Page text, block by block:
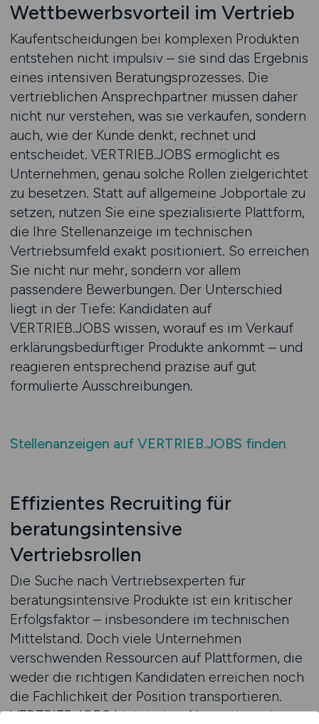
Wettbewerbsvorteil im Vertrieb
Kaufentscheidungen bei komplexen Produkten
entstehen nicht impulsiv – sie sind das Ergebnis
eines intensiven Beratungsprozesses. Die
vertrieblichen Ansprechpartner müssen daher
nicht nur verstehen, was sie verkaufen, sondern
auch, wie der Kunde denkt, rechnet und
entscheidet. VERTRIEB.JOBS ermöglicht es
Unternehmen, genau solche Rollen zielgerichtet
zu besetzen. Statt auf allgemeine Jobportale zu
setzen, nutzen Sie eine spezialisierte Plattform,
die Ihre Stellenanzeige im technischen
Vertriebsumfeld exakt positioniert. So erreichen
Sie nicht nur mehr, sondern vor allem
passendere Bewerbungen. Der Unterschied
liegt in der Tiefe: Kandidaten auf
VERTRIEB.JOBS wissen, worauf es im Verkauf
erklärungsbedürftiger Produkte ankommt – und
reagieren entsprechend präzise auf gut
formulierte Ausschreibungen.
Stellenanzeigen auf VERTRIEB.JOBS finden
Effizientes Recruiting für
beratungsintensive
Vertriebsrollen
Die Suche nach Vertriebsexperten für
beratungsintensive Produkte ist ein kritischer
Erfolgsfaktor – insbesondere im technischen
Mittelstand. Doch viele Unternehmen
verschwenden Ressourcen auf Plattformen, die
weder die richtigen Kandidaten erreichen noch
die Fachlichkeit der Position transportieren.
VERTRIEB.JOBS bietet eine Alternative mit